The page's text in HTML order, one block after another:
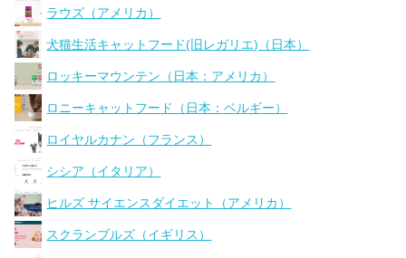
ラウズ（アメリカ）
犬猫生活キャットフード(旧レガリエ)（日本）
ロッキーマウンテン（日本：アメリカ）
ロニーキャットフード（日本：ベルギー）
ロイヤルカナン（フランス）
シシア（イタリア）
ヒルズ サイエンスダイエット（アメリカ）
スクランブルズ（イギリス）